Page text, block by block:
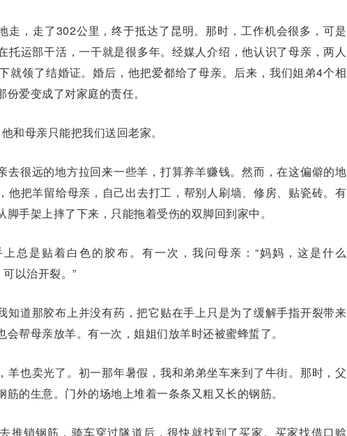
走，走了302公里，终于抵达了昆明。那时，工作机会很多，可是
托运部干活，一干就是很多年。经媒人介绍，他认识了母亲，两人
就领了结婚证。婚后，他把爱都给了母亲。后来，我们姐弟4个相
爱变成了对家庭的责任。
和母亲只能把我们送回老家。
去很远的地方拉回来一些羊，打算养羊赚钱。然而，在这偏僻的地
他把羊留给母亲，自己出去打工，帮别人刷墙、修房、贴瓷砖。有
手架上摔了下来，只能拖着受伤的双脚回到家中。
总是贴着白色的胶布。有一次，我问母亲：“妈妈，这是什么
以治开裂。”
知道那胶布上并没有药，把它贴在手上只是为了缓解手指开裂带来
帮母亲放羊。有一次，姐姐们放羊时还被蜜蜂蜇了。
羊也卖光了。初一那年暑假，我和弟弟坐车来到了牛街。那时，父
的生意。门外的场地上堆着一条条又粗又长的钢筋。
推销钢筋，骑车穿过隧道后，很快就找到了买家。买家找借口赊